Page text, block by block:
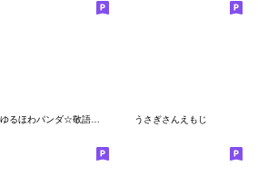
ゆるほわパンダ☆敬語絵文字 うさぎさんえもじ